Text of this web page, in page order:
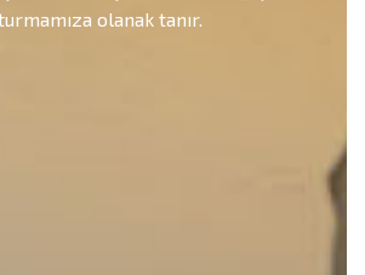
olanak tanır.